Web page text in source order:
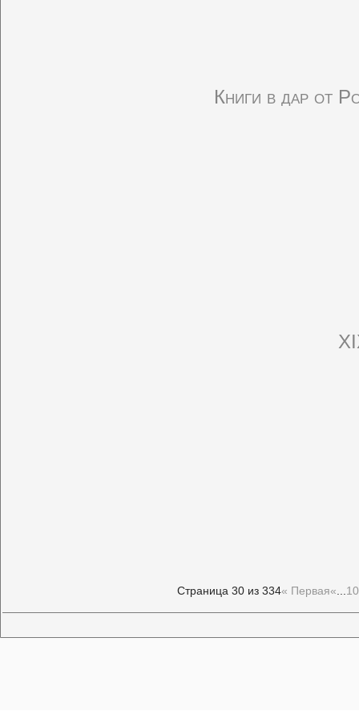
Книги в дар от
Страница 30 из 334« Первая« 10